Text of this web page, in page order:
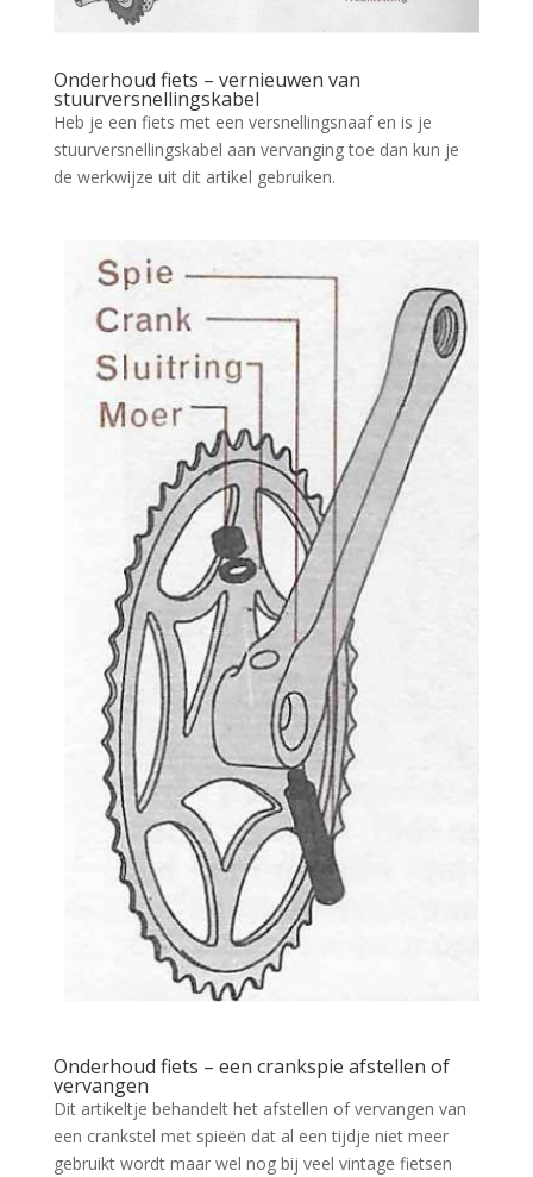
Onderhoud fiets – vernieuwen van
stuurversnellingskabel
Heb je een fiets met een versnellingsnaaf en is je
stuurversnellingskabel aan vervanging toe dan kun je
de werkwijze uit dit artikel gebruiken.
Onderhoud fiets – een crankspie afstellen of
vervangen
Dit artikeltje behandelt het afstellen of vervangen van
een crankstel met spieën dat al een tijdje niet meer
gebruikt wordt maar wel nog bij veel vintage fietsen